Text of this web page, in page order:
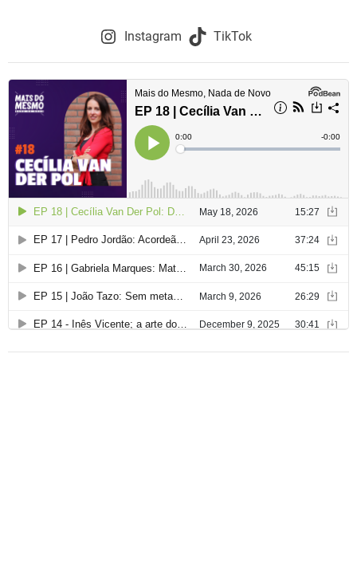
Instagram TikTok